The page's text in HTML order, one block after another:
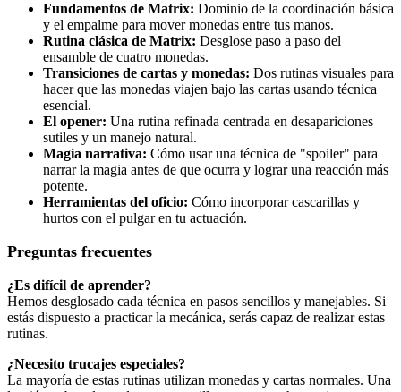
Fundamentos de Matrix: Dominio de la coordinación básica
y el empalme para mover monedas entre tus manos.
Rutina clásica de Matrix: Desglose paso a paso del
ensamble de cuatro monedas.
Transiciones de cartas y monedas: Dos rutinas visuales para
hacer que las monedas viajen bajo las cartas usando técnica
esencial.
El opener: Una rutina refinada centrada en desapariciones
sutiles y un manejo natural.
Magia narrativa: Cómo usar una técnica de "spoiler" para
narrar la magia antes de que ocurra y lograr una reacción más
potente.
Herramientas del oficio: Cómo incorporar cascarillas y
hurtos con el pulgar en tu actuación.
Preguntas frecuentes
¿Es difícil de aprender?
Hemos desglosado cada técnica en pasos sencillos y manejables. Si
estás dispuesto a practicar la mecánica, serás capaz de realizar estas
rutinas.
¿Necesito trucajes especiales?
La mayoría de estas rutinas utilizan monedas y cartas normales. Una